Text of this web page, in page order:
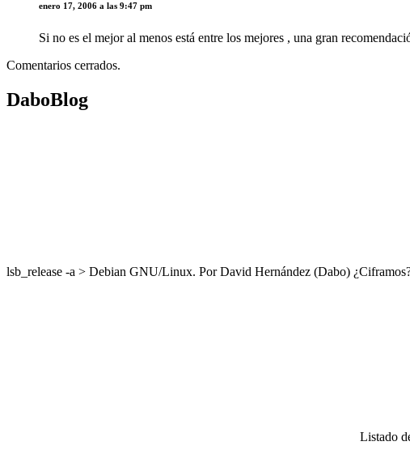
enero 17, 2006 a las 9:47 pm
Si no es el mejor al menos está entre los mejores , una gran
Comentarios cerrados.
DaboBlog
lsb_release -a > Debian GNU/Linux. Por David Hernández (Dabo)
Listado